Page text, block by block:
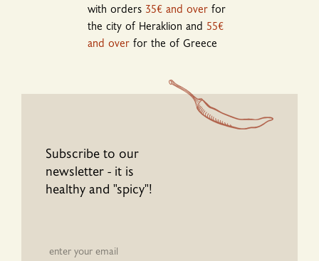
with orders 35€ and over for
the city of Heraklion and 55€
and over for the of Greece
Subscribe to our
newsletter - it is
healthy and "spicy"!
Newsletter email input field